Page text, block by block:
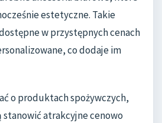
estetyczne. Takie
w przystępnych cenach
co dodaje im
o produktach spożywczych,
atrakcyjne cenowo